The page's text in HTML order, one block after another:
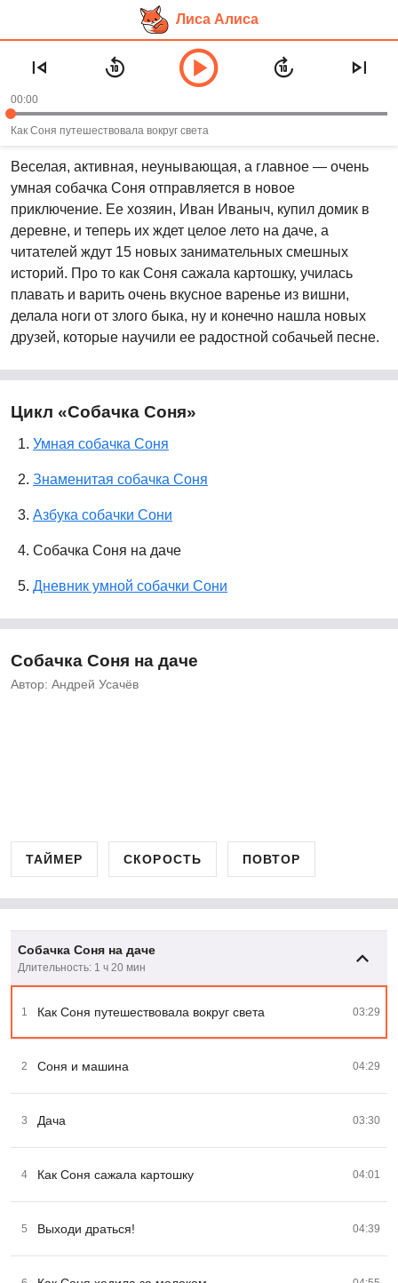
основному
контенту
Лиса Алиса
Аудиосказка «Собачка Соня на
даче»
Рекомендуем слушать в возрасте:
Веселая, активная, неунывающая, а главное — очень
умная собачка Соня отправляется в новое
приключение. Ее хозяин, Иван Иваныч, купил домик в
деревне, и теперь их ждет целое лето на даче, а
читателей ждут 15 новых занимательных смешных
историй. Про то как Соня сажала картошку, училась
плавать и варить очень вкусное варенье из вишни,
делала ноги от злого быка, ну и конечно нашла новых
друзей, которые научили ее радостной собачьей песне.
Цикл «Собачка Соня»
1. Умная собачка Соня
2. Знаменитая собачка Соня
3. Азбука собачки Сони
4. Собачка Соня на даче
5. Дневник умной собачки Сони
Собачка Соня на даче
Автор: Андрей Усачёв
00:00
Как Соня путешествовала вокруг света
ТАЙМЕР СКОРОСТЬ ПОВТОР
Собачка Соня на даче
Длительность: 1 ч 20 мин
1 Как Соня путешествовала вокруг света 03:29
2 Соня и машина 04:29
3 Дача 03:30
4 Как Соня сажала картошку 04:01
5 Выходи драться! 04:39